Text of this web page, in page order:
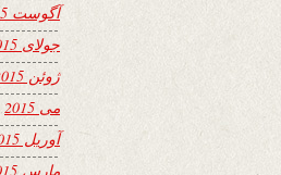
آگوست 2015
جولای 2015
ژوئن 2015
می 2015
آوریل 2015
مارس 2015